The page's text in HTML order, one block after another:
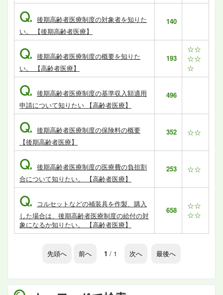
Q. 後期高齢者医療制度の対象者を知りた
い。 【後期高齢者医療】
140
Q. 後期高齢者医療制度の概要を知りた
い。 【高齢者医療】
193
☆☆
☆☆
☆
Q. 後期高齢者医療制度の基準収入額適用
申請について知りたい 【高齢者医療】
496
Q. 後期高齢者医療制度の保険料の概要
【後期高齢者医療】
352 ☆☆
Q. 後期高齢者医療制度の医療費の負担割
合について知りたい。 【高齢者医療】
253 ☆☆
Q.
コルセットなどの補装具を作製、購入
した場合は、後期高齢者医療制度の給付の対
象になるか知りたい。 【高齢者医療】
658
☆☆
☆☆
先頭へ 前へ 1 / 1 次へ 最後へ